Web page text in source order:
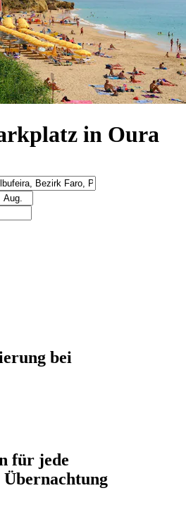
in Oura
bei
für jede
Übernachtung